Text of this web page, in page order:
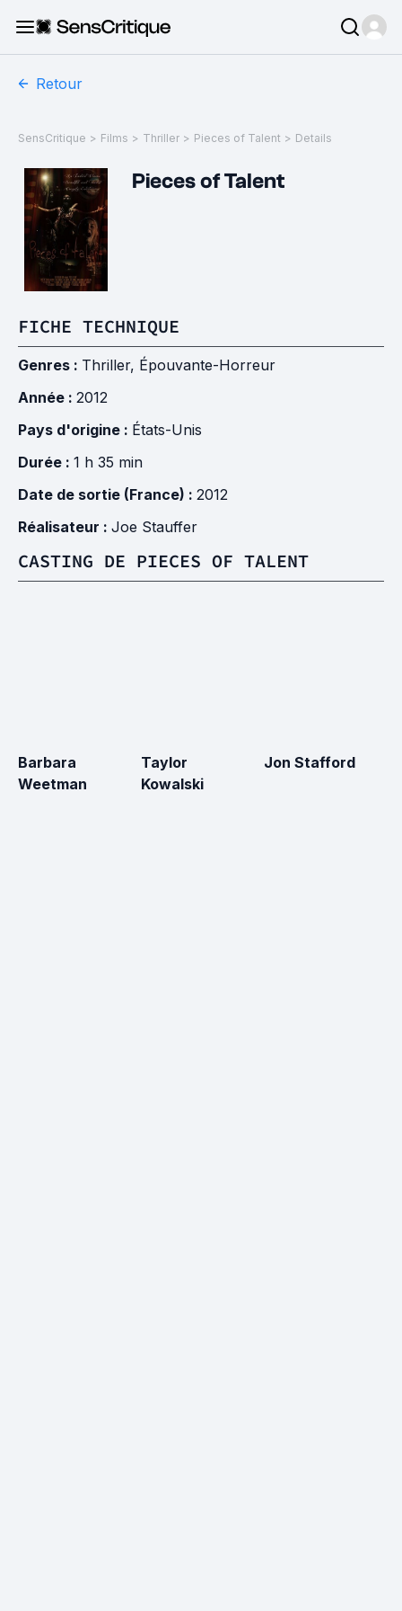
Retour
SensCritique > Films > Thriller > Pieces of Talent > Details
Pieces of Talent
FICHE TECHNIQUE
Genres : Thriller, Épouvante-Horreur
Année : 2012
Pays d'origine : États-Unis
Durée : 1 h 35 min
Date de sortie (France) : 2012
Réalisateur : Joe Stauffer
CASTING DE PIECES OF TALENT
Barbara
Weetman
Taylor
Kowalski
Jon Stafford